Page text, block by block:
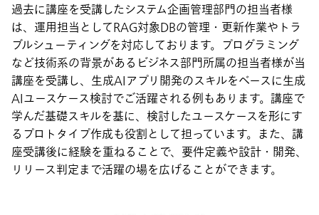
過去に講座を受講したシステム企画管理部門の担当者様
は、運用担当としてRAG対象DBの管理・更新作業やトラ
ブルシューティングを対応しております。プログラミング
など技術系の背景があるビジネス部門所属の担当者様が当
講座を受講し、生成AIアプリ開発のスキルをベースに生成
AIユースケース検討でご活躍される例もあります。講座で
学んだ基礎スキルを基に、検討したユースケースを形にす
るプロトタイプ作成も役割として担っています。また、講
座受講後に経験を重ねることで、要件定義や設計・開発、
リリース判定まで活躍の場を広げることができます。